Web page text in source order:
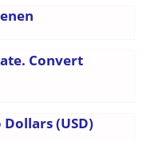
Convert
(USD)